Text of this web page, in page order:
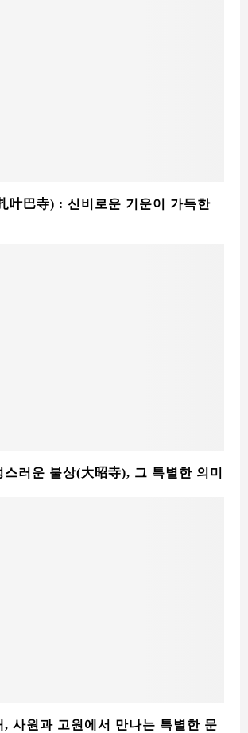
叶巴寺) : 신비로운 기운이 가득한
러운 불상(大昭寺), 그 특별한 의미
, 사원과 고원에서 만나는 특별한 문